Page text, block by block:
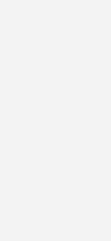
wo er auch verbraucht
Modell des Eigenverbrauchs
entwickelt hat,
Fraunhofer-Institut für Solare
um auf Basis von
und der
zu quantifizieren.
der Photovoltaikanlagen in
Leistungsklasse und
der verfügbaren
Speichern haben die
für insgesamt 44
geschlossen.
dem Laufenden bleiben? Dann
Newsletter von
verbandsunabhängigen